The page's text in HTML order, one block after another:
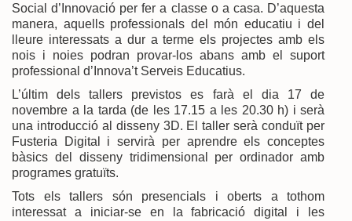
Social d’Innovació per fer a classe o a casa. D’aquesta
manera, aquells professionals del món educatiu i del
lleure interessats a dur a terme els projectes amb els
nois i noies podran provar-los abans amb el suport
professional d’Innova’t Serveis Educatius.
L’últim dels tallers previstos es farà el dia 17 de
novembre a la tarda (de les 17.15 a les 20.30 h) i serà
una introducció al disseny 3D. El taller serà conduït per
Fusteria Digital i servirà per aprendre els conceptes
bàsics del disseny tridimensional per ordinador amb
programes gratuïts.
Tots els tallers són presencials i oberts a tothom
interessat a iniciar-se en la fabricació digital i les